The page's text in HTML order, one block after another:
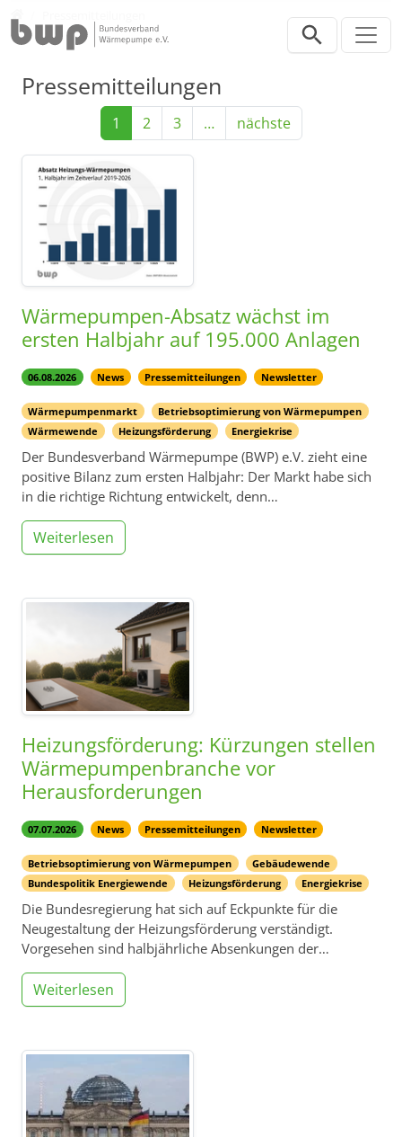
Pressemitteilungen
1 2 3 … nächste
Wärmepumpen-Absatz wächst im
ersten Halbjahr auf 195.000 Anlagen
06.08.2026 News Pressemitteilungen Newsletter
Wärmepumpenmarkt
Betriebsoptimierung von Wärmepumpen
Wärmewende
Heizungsförderung Energiekrise
Der Bundesverband Wärmepumpe (BWP) e.V. zieht eine
positive Bilanz zum ersten Halbjahr: Der Markt habe sich
in die richtige Richtung entwickelt, denn…
Weiterlesen
Heizungsförderung: Kürzungen stellen
Wärmepumpenbranche vor
Herausforderungen
07.07.2026 News Pressemitteilungen Newsletter
Betriebsoptimierung von Wärmepumpen
Gebäudewende
Bundespolitik Energiewende
Heizungsförderung Energiekrise
Die Bundesregierung hat sich auf Eckpunkte für die
Neugestaltung der Heizungsförderung verständigt.
Vorgesehen sind halbjährliche Absenkungen der…
Weiterlesen